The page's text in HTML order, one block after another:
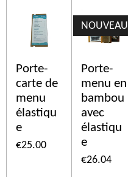
Porte-
carte de
menu
élastiqu
e
€25.00
NOUVEAU
Porte-
menu en
bambou
avec
élastiqu
e
€26.04